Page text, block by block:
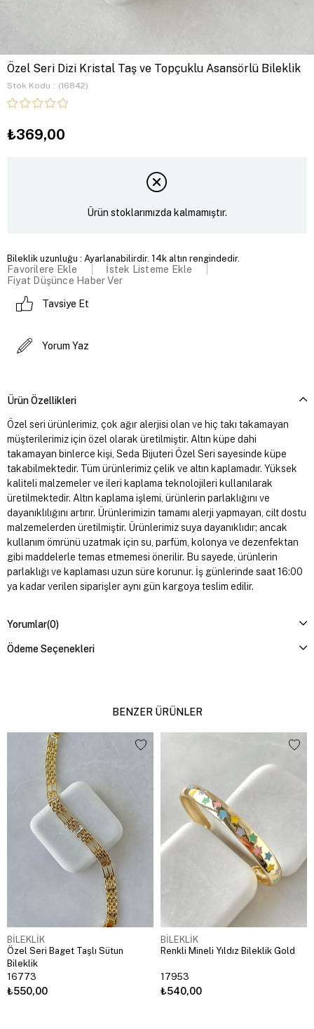
Özel Seri Dizi Kristal Taş ve Topçuklu Asansörlü Bileklik
Stok Kodu (16842)
₺369,00
Ürün stoklarımızda kalmamıştır.
Bileklik uzunluğu : Ayarlanabilirdir. 14k altın rengindedir.
Favorilere Ekle
İstek Listeme Ekle
Fiyat Düşünce Haber Ver
Tavsiye Et
Yorum Yaz
Ürün Özellikleri
Özel seri ürünlerimiz, çok ağır alerjisi olan ve hiç takı takamayan
müşterilerimiz için özel olarak üretilmiştir. Altın küpe dahi
takamayan binlerce kişi, Seda Bijuteri Özel Seri sayesinde küpe
takabilmektedir. Tüm ürünlerimiz çelik ve altın kaplamadır. Yüksek
kaliteli malzemeler ve ileri kaplama teknolojileri kullanılarak
üretilmektedir. Altın kaplama işlemi, ürünlerin parlaklığını ve
dayanıklılığını artırır. Ürünlerimizin tamamı alerji yapmayan, cilt dostu
malzemelerden üretilmiştir. Ürünlerimiz suya dayanıklıdır; ancak
kullanım ömrünü uzatmak için su, parfüm, kolonya ve dezenfektan
gibi maddelerle temas etmemesi önerilir. Bu sayede, ürünlerin
parlaklığı ve kaplaması uzun süre korunur. İş günlerinde saat 16:00
ya kadar verilen siparişler aynı gün kargoya teslim edilir.
Yorumlar(0)
Ödeme Seçenekleri
BENZER ÜRÜNLER
BİLEKLİK
Özel Seri Baget Taşlı Sütun
Bileklik
16773
₺550,00
BİLEKLİK
Renkli Mineli Yıldız Bileklik Gold
17953
₺540,00